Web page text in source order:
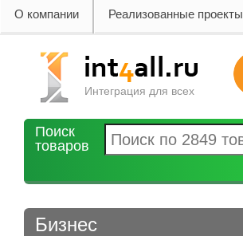
О компании Реализованные проекты
Интеграция для всех
Поиск
товаров
Бизнес